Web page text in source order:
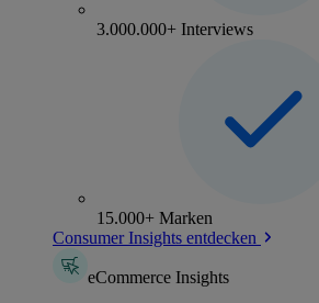
3.000.000+ Interviews
15.000+ Marken
Consumer Insights entdecken
eCommerce Insights